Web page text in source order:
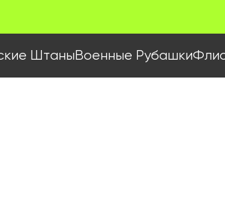
ШтаныВоенные Рубашки